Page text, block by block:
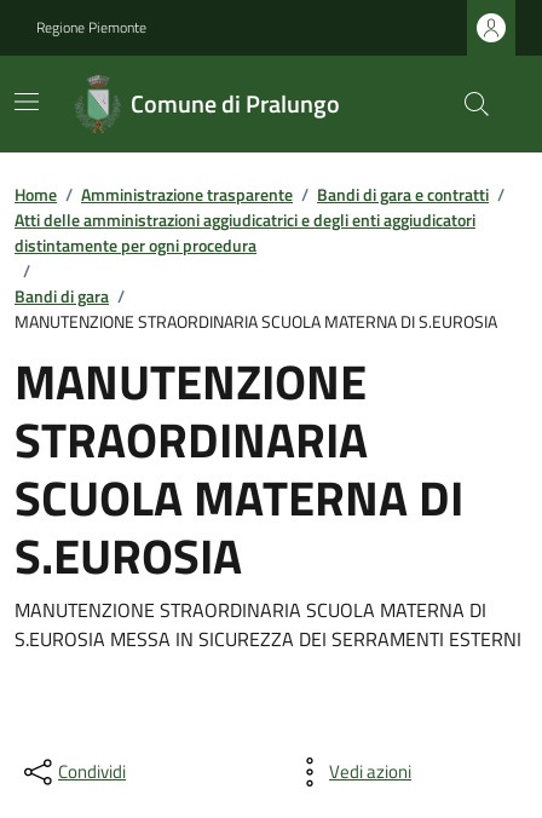
Regione Piemonte
Comune di Pralungo
Home / Amministrazione trasparente / Bandi di gara e contratti /
Atti delle amministrazioni aggiudicatrici e degli enti aggiudicatori
distintamente per ogni procedura
/
Bandi di gara /
MANUTENZIONE STRAORDINARIA SCUOLA MATERNA DI S.EUROSIA
MANUTENZIONE
STRAORDINARIA
SCUOLA MATERNA DI
S.EUROSIA
MANUTENZIONE STRAORDINARIA SCUOLA MATERNA DI
S.EUROSIA MESSA IN SICUREZZA DEI SERRAMENTI ESTERNI
Condividi Vedi azioni